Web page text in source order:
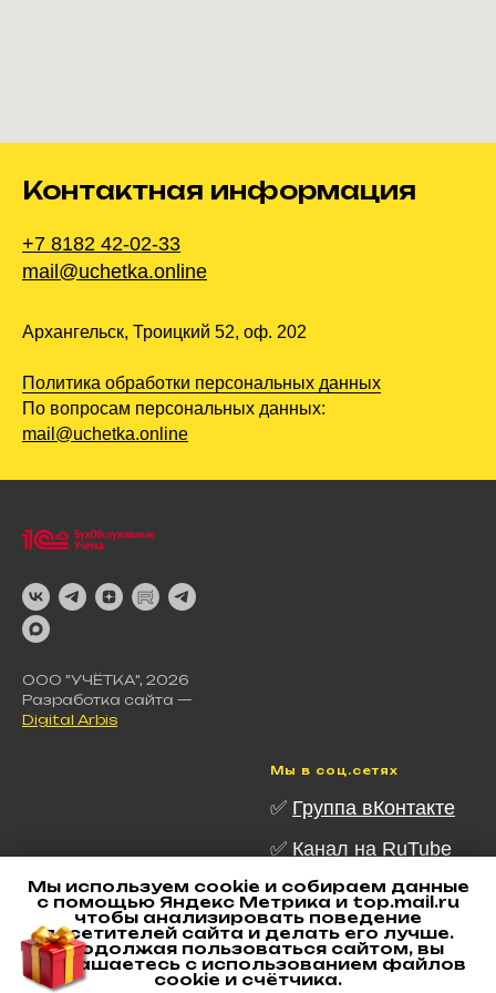
Мы используем cookie и собираем данные
с помощью Яндекс Метрика и top.mail.ru
чтобы анализировать поведение
посетителей сайта и делать его лучше.
Продолжая пользоваться сайтом, вы
соглашаетесь с использованием файлов
cookie и счётчика.
Контактная информация
+7 8182 42-02-33
mail@uchetka.online
Архангельск, Троицкий 52, оф. 202
Политика обработки персональных данных
По вопросам персональных данных:
mail@uchetka.online
ООО "УЧЁТКА", 2026
Разработка сайта —
Digital Arbis
Мы в соц.сетях
✅ Группа вКонтакте
✅ Канал на RuTube
✅ Канал в Telegram
✅Канал в MAX
✅Наш Дзен